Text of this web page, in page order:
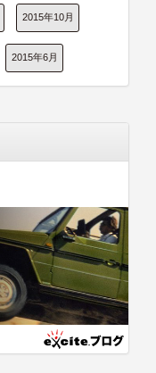
2015年10月
2015年6月